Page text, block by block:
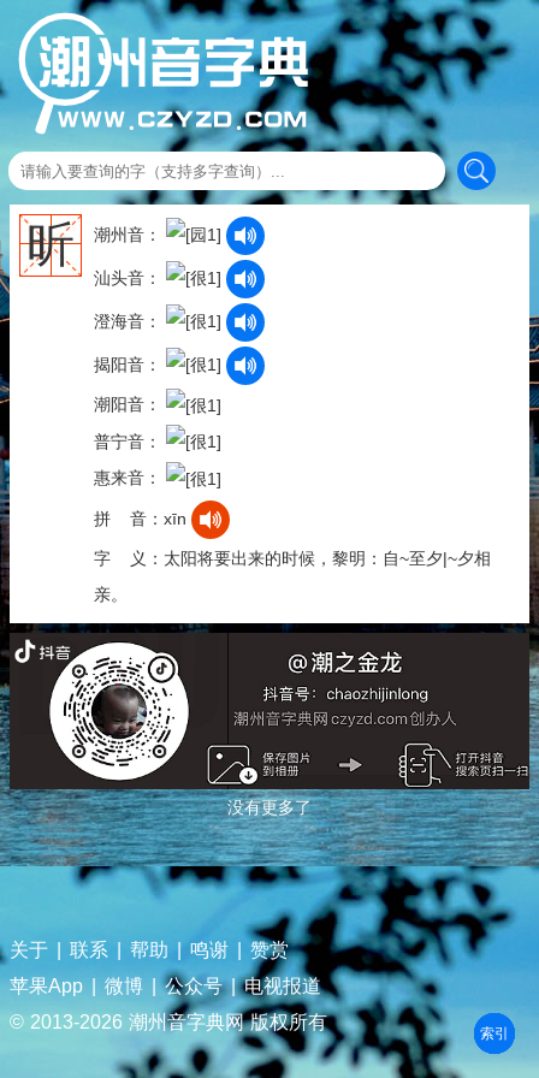
昕 潮州音：
汕头音：
澄海音：
揭阳音：
潮阳音：
普宁音：
惠来音：
拼 音：xīn
字 义：太阳将要出来的时候，黎明：自~至夕|~夕相
亲。
没有更多了
关于 联系 帮助 鸣谢
赞赏
苹果App
微博 公众号 | 电视报道
© 2013-2026 潮州音字典网 版权所有
部首
笔划
拼音
潮拼